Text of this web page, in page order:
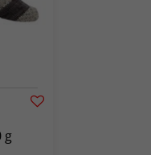
g